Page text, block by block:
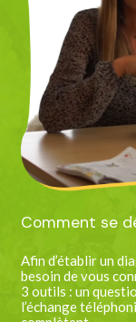
Comment se
Afin d’établir un
besoin de vous
3 outils : un
l’échange